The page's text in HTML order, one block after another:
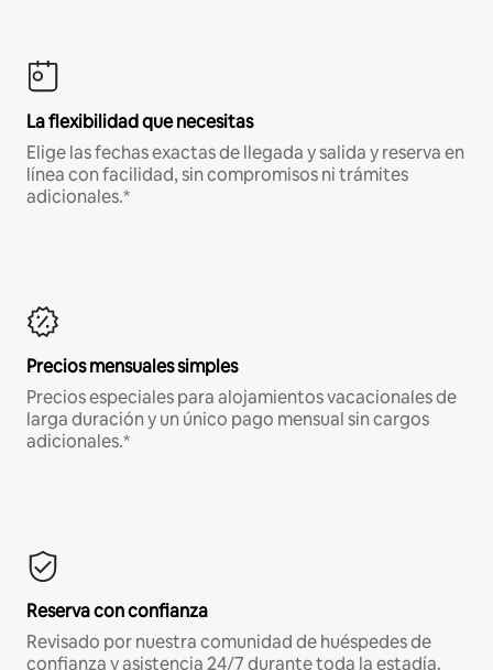
La flexibilidad que necesitas
Elige las fechas exactas de llegada y salida y reserva en
línea con facilidad, sin compromisos ni trámites
adicionales.*
Precios mensuales simples
Precios especiales para alojamientos vacacionales de
larga duración y un único pago mensual sin cargos
adicionales.*
Reserva con confianza
Revisado por nuestra comunidad de huéspedes de
confianza y asistencia 24/7 durante toda la estadía.